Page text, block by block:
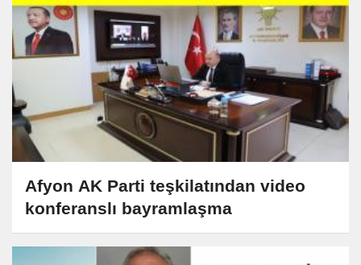
Afyon AK Parti teşkilatından video
konferanslı bayramlaşma